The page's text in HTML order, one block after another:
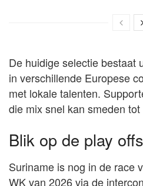
De huidige selectie bestaat
in verschillende Europese
met lokale talenten.
die mix snel kan smeden
Blik op de play offs
Suriname is nog in de race
WK van 2026 via de